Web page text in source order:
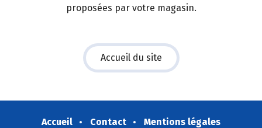
proposées par votre magasin.
Accueil du site
Accueil Contact
Mentions légales